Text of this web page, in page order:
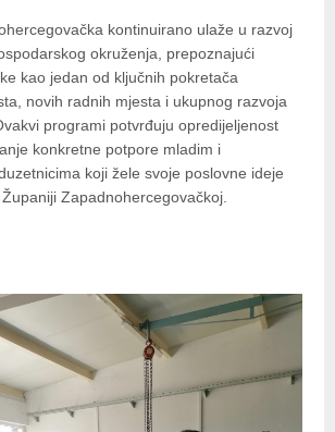
kontinuirano ulaže u razvoj
okruženja, prepoznajući
kao jedan od ključnih pokretača
novih radnih mjesta i ukupnog razvoja
programi potvrđuju opredijeljenost
konkretne potpore mladim i
koji žele svoje poslovne ideje
Zapadnohercegovačkoj.